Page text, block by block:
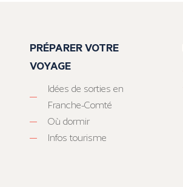
PRÉPARER VOTRE
VOYAGE
Idées de sorties en
Franche-Comté
Où dormir
Infos tourisme